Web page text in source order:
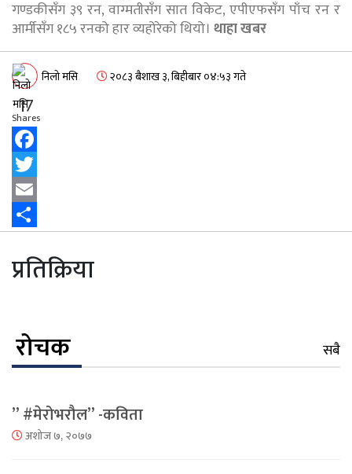
गण्डकीसँग ३९ रन, वाग्मतीसँग सात विकेट, एपीएफसँग पाँच रन र
आर्मीसँग १८५ रनको हार व्यहोरेको थियो। थाहा खबर
निलो मसि २०८३ बैशाख ३, बिहीबार ०४:५३ गते
17
Shares
Facebook
Twitter
Email
प्रतिक्रिया
रोचक
सबै
” #मेरोभरौल” -कविता
अशोज ७, २०७७